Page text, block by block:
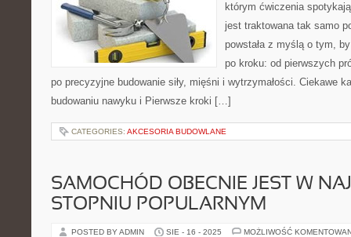
którym ćwiczenia
jest traktowana tak samo
powstała z myślą o tym,
po kroku: od pierwszych
po precyzyjne budowanie siły, mięśni i wytrzymałości. Ciekawe
budowaniu nawyku i Pierwsze kroki […]
CATEGORIES: AKCESORIA BUDOWLANE
SAMOCHÓD OBECNIE JEST W
STOPNIU POPULARNYM
POSTED BY ADMIN SIE - 16 - 2025 MOŻLIWOŚĆ